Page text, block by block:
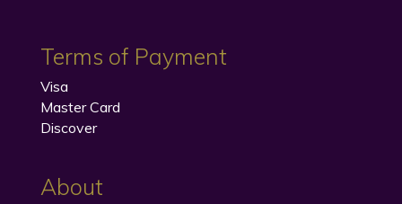
Terms of Payment
Visa
Master Card
Discover
About